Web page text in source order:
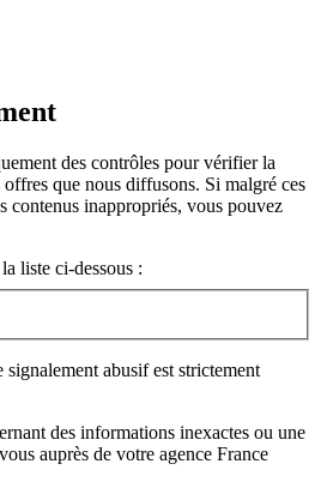
des contrôles pour vérifier la
que nous diffusons. Si malgré ces
contenus inappropriés, vous pouvez
liste ci-dessous :
abusif est strictement
des informations inexactes ou une
auprès de votre agence France